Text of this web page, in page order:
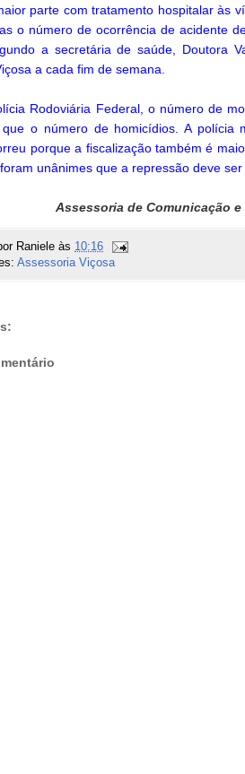
parte com tratamento hospitalar às
o número de ocorrência de acidente
a secretária de saúde, Doutora
a cada fim de semana.
Rodoviária Federal, o número de
o número de homicídios. A polícia
porque a fiscalização também é
unânimes que a repressão deve
Assessoria de Comunicação
Raniele às 10:16
Assessoria Viçosa